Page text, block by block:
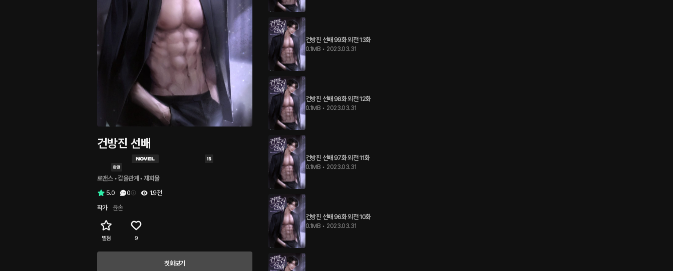
건방진 선배
로맨스 • 갑을관계 • 재회물
5.0
0
1.9천
작가
윤손
별점 9
첫화보기
건방진 선배 99화 외전 13화
0.1MB • 2023.03.31
건방진 선배 98화 외전 12화
0.1MB • 2023.03.31
건방진 선배 97화 외전 11화
0.1MB • 2023.03.31
건방진 선배 96화 외전 10화
0.1MB • 2023.03.31